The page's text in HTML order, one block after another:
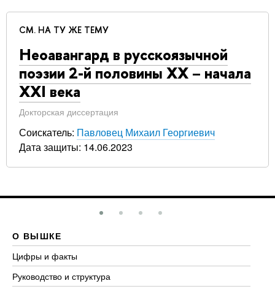
СМ. НА ТУ ЖЕ ТЕМУ
Неоавангард в русскоязычной
поэзии 2-й половины ХХ – начала
ХХI века
Докторская диссертация
Соискатель: Павловец Михаил Георгиевич
Дата защиты: 14.06.2023
О ВЫШКЕ
Цифры и факты
Руководство и структура